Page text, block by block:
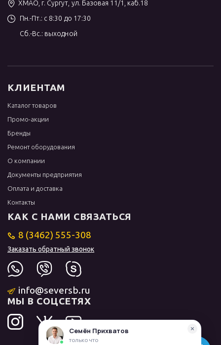
ХМАО, г. Сургут, ул. Базовая 11/1, каб.18
Пн.-Пт.: с 8:30 до 17:30
Сб.-Вс.: выходной
КЛИЕНТАМ
Каталог товаров
Промо-акции
Бренды
Ремонт оборудования
О компании
Документы предприятия
Оплата и доставка
Контакты
КАК С НАМИ СВЯЗАТЬСЯ
8 (3462) 555-308
Заказать обратный звонок
info@seversb.ru
МЫ В СОЦСЕТЯХ